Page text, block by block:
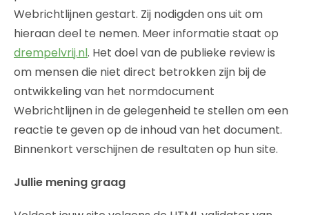
Webrichtlijnen gestart. Zij nodigden ons uit om
hieraan deel te nemen. Meer informatie staat op
drempelvrij.nl. Het doel van de publieke review is
om mensen die niet direct betrokken zijn bij de
ontwikkeling van het normdocument
Webrichtlijnen in de gelegenheid te stellen om een
reactie te geven op de inhoud van het document.
Binnenkort verschijnen de resultaten op hun site.
Jullie mening graag